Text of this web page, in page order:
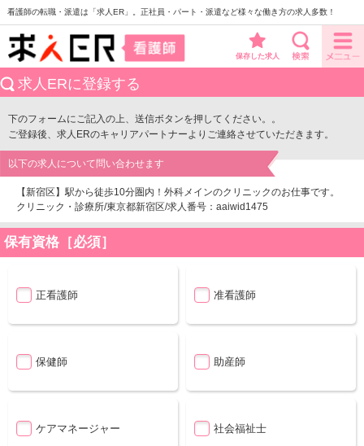
看護師の転職・派遣は「求人ER」。正社員・パート・派遣など様々な働き方の求人多数！
保存した求人
求人ERに登録する
下のフォームにご記入の上、送信ボタンを押してください。。
ご登録後、求人ERのキャリアパートナーよりご連絡させていただきます。
以下の求人について問い合わせます
【新宿区】駅から徒歩10分圏内！外科メインのクリニックのお仕事です。
クリニック・診療所/東京都新宿区/求人番号：aaiwid1475
保有資格［必須］
正看護師 准看護師
保健師 助産師
ケアマネージャー 社会福祉士